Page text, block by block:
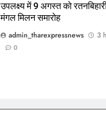
उपलक्ष्य में 9 अगस्त को
मंगल मिलन समारोह
admin_tharexpressnews
3
0